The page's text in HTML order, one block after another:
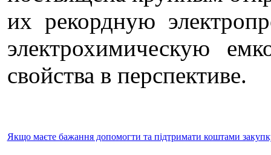
их рекордную
электрохимическую
свойства в перспективе.
Якщо маєте бажання допомогти та підтримати коштами